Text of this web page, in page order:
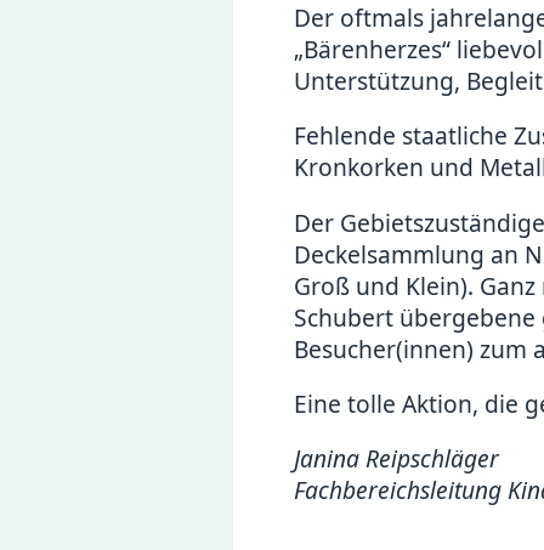
Der oftmals
„Bärenherzes“
Unterstützung,
Fehlende staatliche
Kronkorken und
Der
Deckelsammlung an
Groß und Klein).
Schubert
Besucher(innen) zum
Eine tolle Aktion, die
Janina Reipschläger
Fachbereichsleitung